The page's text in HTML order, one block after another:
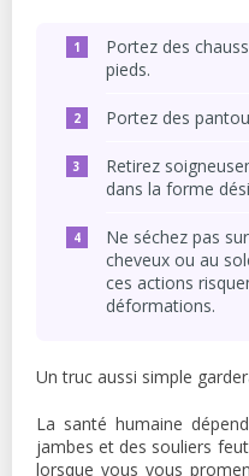
Portez des
pieds.
Portez des
Retirez
dans la forme
Ne séchez pas
cheveux ou au
ces actions
déformations.
Un truc aussi simple
La santé humaine
jambes et des souliers
lorsque vous vous